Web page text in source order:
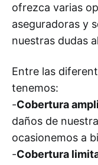
ofrezca varias
aseguradoras y
nuestras dudas
Entre las
tenemos:
-Cobertura
daños de
ocasionemos a
-Cobertura